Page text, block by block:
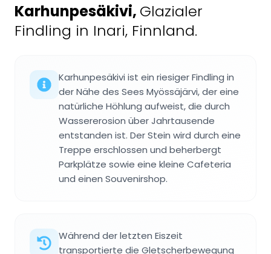
Karhunpesäkivi, Glazialer
Findling in Inari, Finnland.
Karhunpesäkivi ist ein riesiger Findling in
der Nähe des Sees Myössäjärvi, der eine
natürliche Höhlung aufweist, die durch
Wassererosion über Jahrtausende
entstanden ist. Der Stein wird durch eine
Treppe erschlossen und beherbergt
Parkplätze sowie eine kleine Cafeteria
und einen Souvenirshop.
Während der letzten Eiszeit
transportierte die Gletscherbewegung